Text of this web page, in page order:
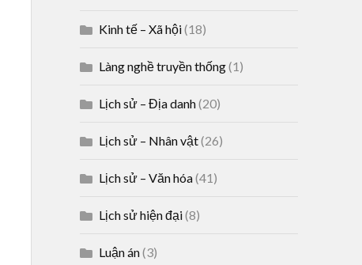
Kinh tế – Xã hội(18)
Làng nghề truyền thống(1)
Lịch sử – Địa danh(20)
Lịch sử – Nhân vật(26)
Lịch sử – Văn hóa(41)
Lịch sử hiện đại(8)
Luận án(3)